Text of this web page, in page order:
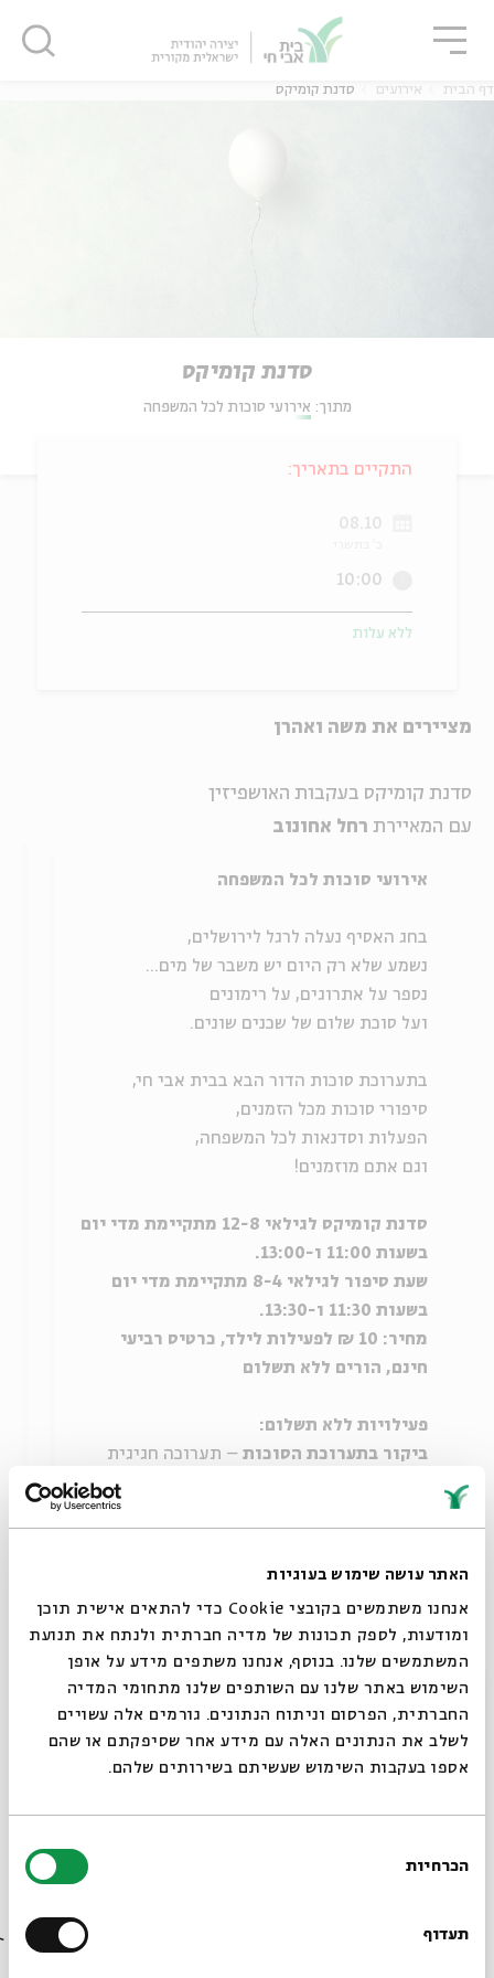
האתר עושה שימוש בעוגיות
אנחנו משתמשים בקובצי Cookie כדי להתאים אישית תוכן
ומודעות, לספק תכונות של מדיה חברתית ולנתח את תנועת
המשתמשים שלנו. בנוסף, אנחנו משתפים מידע על אופן
השימוש באתר שלנו עם השותפים שלנו מתחומי המדיה
החברתית, הפרסום וניתוח הנתונים. גורמים אלה עשויים
לשלב את הנתונים האלה עם מידע אחר שסיפקתם או שהם
אספו בעקבות השימוש שעשיתם בשירותים שלהם.
הסכמה
הכרחיות
תעדוף
דף הבית אירועים סדנת קומיקס
סדנת קומיקס
מתוך: אירועי סוכות לכל המשפחה
מציירים את משה ואהרן
סדנת קומיקס בעקבות האושפיזין
עם המאיירת רחל אחונוב
אירועי סוכות לכל המשפחה
בחג האסיף נעלה לרגל לירושלים,
נשמע שלא רק היום יש משבר של מים...
נספר על אתרוגים, על רימונים
ועל סוכת שלום של שכנים שונים.
בתערוכת סוכות הדור הבא בבית אבי חי,
סיפורי סוכות מכל הזמנים,
הפעלות וסדנאות לכל המשפחה,
וגם אתם מוזמנים!
סדנת קומיקס לגילאי 12-8 מתקיימת מדי יום
בשעות 11:00 ו-13:00.
שעת סיפור לגילאי 8-4 מתקיימת מדי יום
בשעות 11:30 ו-13:30.
מחיר: 10 ₪ לפעילות לילד, כרטיס רביעי
חינם, הורים ללא תשלום
פעילויות ללא תשלום:
ביקור בתערוכת הסוכות – תערוכה חגיגית
בחצר בית אבי חי, של הדגמים הזוכים והדגמים
לפי כתב חידה
הורים מוזמנים לספר לילדים
סיפורי סוכות בפינת ישיבה נעימה שתוצב
במקום
שעות הפתיחה של התערוכה בחול המועד:
ראשון עד חמישי – 10:00 – 19:00
במקום תוצב סוכה לנוחות המבקרים,
והקפיטריה תיפתח לשירותכם עם תפריט מיוחד
התקיים בתאריך:
08.10
10:00
ללא עלות
סגור
סגור